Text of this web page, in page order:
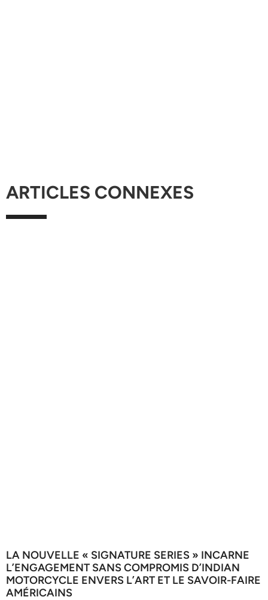
ARTICLES CONNEXES
LA NOUVELLE « SIGNATURE SERIES » INCARNE
L’ENGAGEMENT SANS COMPROMIS D’INDIAN
MOTORCYCLE ENVERS L’ART ET LE SAVOIR-FAIRE
AMÉRICAINS